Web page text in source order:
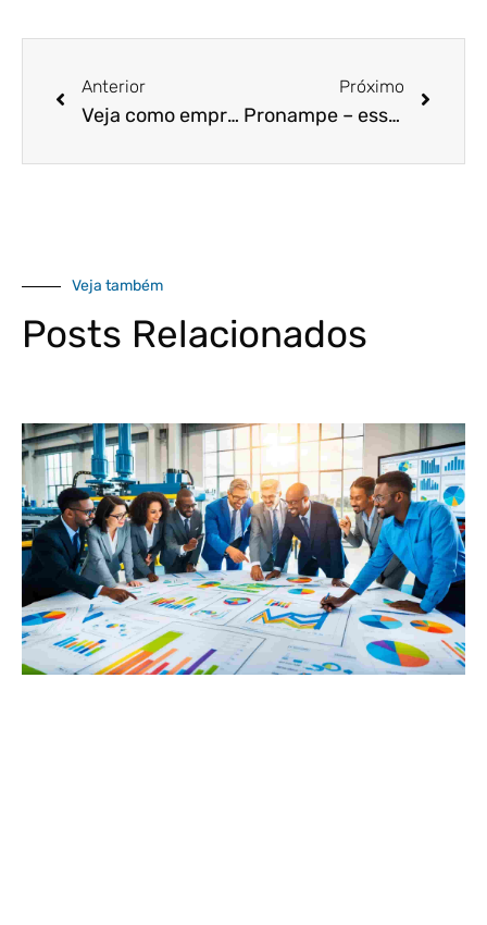
Anterior
Veja como empresas poderão negociar dívidas tributárias com até 50% de desconto.
Próximo
Pronampe – essa é a chance de fortalecer a sua microempresa ou empresa de pequeno porte na pandemia!
Veja também
Posts Relacionados